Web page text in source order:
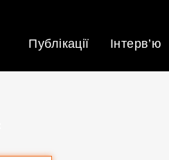
Публікації Інтерв’ю